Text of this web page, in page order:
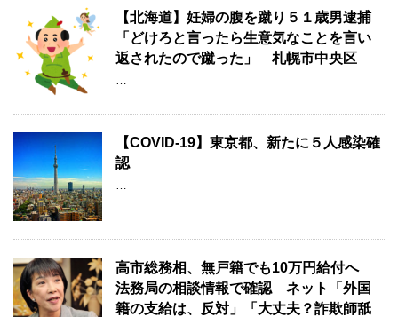
【北海道】妊婦の腹を蹴り５１歳男逮捕
「どけろと言ったら生意気なことを言い
返されたので蹴った」 札幌市中央区
…
【COVID-19】東京都、新たに５人感染確
認
…
高市総務相、無戸籍でも10万円給付へ
法務局の相談情報で確認 ネット「外国
籍の支給は、反対」「大丈夫？詐欺師舐